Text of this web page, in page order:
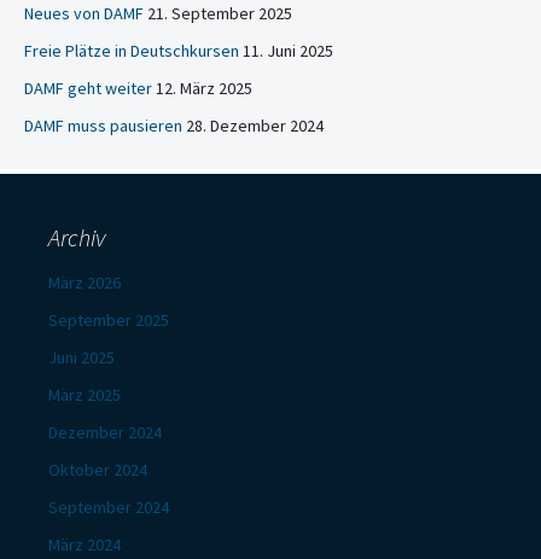
Neues von DAMF 21. September 2025
Freie Plätze in Deutschkursen 11. Juni 2025
DAMF geht weiter12. März 2025
DAMF muss pausieren 28. Dezember 2024
Archiv
März 2026
September 2025
Juni 2025
März 2025
Dezember 2024
Oktober 2024
September 2024
März 2024